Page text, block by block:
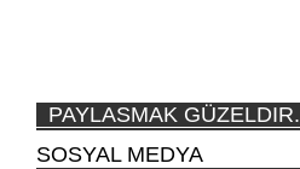
PAYLASMAK GÜZELDIR.
SOSYAL MEDYA